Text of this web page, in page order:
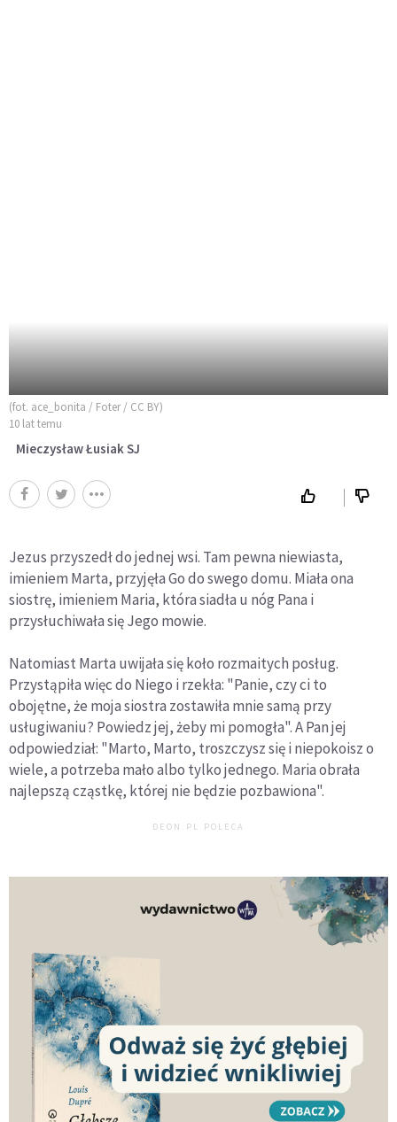
(fot. ace_bonita / Foter / CC BY)
10 lat temu
Mieczysław Łusiak SJ
Jezus przyszedł do jednej wsi. Tam pewna niewiasta,
imieniem Marta, przyjęła Go do swego domu. Miała ona
siostrę, imieniem Maria, która siadła u nóg Pana i
przysłuchiwała się Jego mowie.
Natomiast Marta uwijała się koło rozmaitych posług.
Przystąpiła więc do Niego i rzekła: "Panie, czy ci to
obojętne, że moja siostra zostawiła mnie samą przy
usługiwaniu? Powiedz jej, żeby mi pomogła". A Pan jej
odpowiedział: "Marto, Marto, troszczysz się i niepokoisz o
wiele, a potrzeba mało albo tylko jednego. Maria obrała
najlepszą cząstkę, której nie będzie pozbawiona".
DEON.PL POLECA